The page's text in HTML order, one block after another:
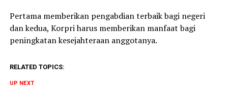
Pertama memberikan pengabdian terbaik bagi negeri
dan kedua, Korpri harus memberikan manfaat bagi
peningkatan kesejahteraan anggotanya.
RELATED TOPICS:
UP NEXT